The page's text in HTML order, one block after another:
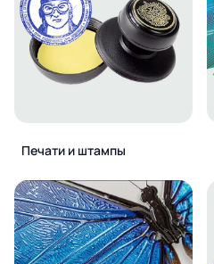
Печати и штампы